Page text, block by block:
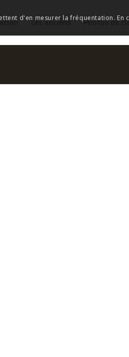
Les anciens Photos de
d'en mesurer la fréquentation. En